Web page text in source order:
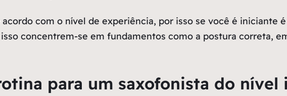
com o nível de experiência, por isso se você é iniciante
concentrem-se em fundamentos como a postura correta,
para um saxofonista do